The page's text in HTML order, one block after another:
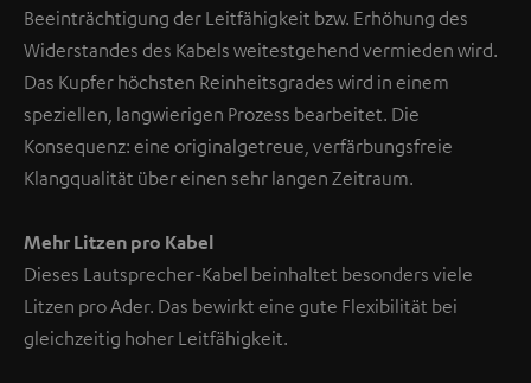
Beeinträchtigung der Leitfähigkeit bzw. Erhöhung des
Widerstandes des Kabels weitestgehend vermieden wird.
Das Kupfer höchsten Reinheitsgrades wird in einem
speziellen, langwierigen Prozess bearbeitet. Die
Konsequenz: eine originalgetreue, verfärbungsfreie
Klangqualität über einen sehr langen Zeitraum.
Mehr Litzen pro Kabel
Dieses Lautsprecher-Kabel beinhaltet besonders viele
Litzen pro Ader. Das bewirkt eine gute Flexibilität bei
gleichzeitig hoher Leitfähigkeit.